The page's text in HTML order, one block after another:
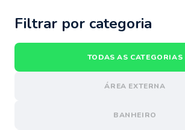
Filtrar por categoria
TODAS AS CATEGORIAS
ÁREA EXTERNA
BANHEIRO